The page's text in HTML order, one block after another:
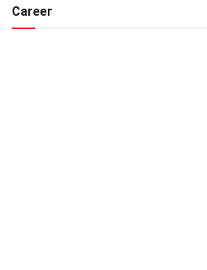
Career